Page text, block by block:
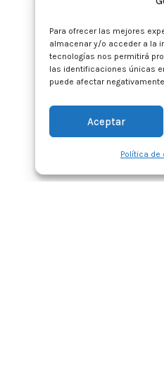
Para ofrecer las mejores
almacenar y/o acceder a la
tecnologías nos permitirá
las identificaciones únicas
puede afectar
Aceptar
Política de